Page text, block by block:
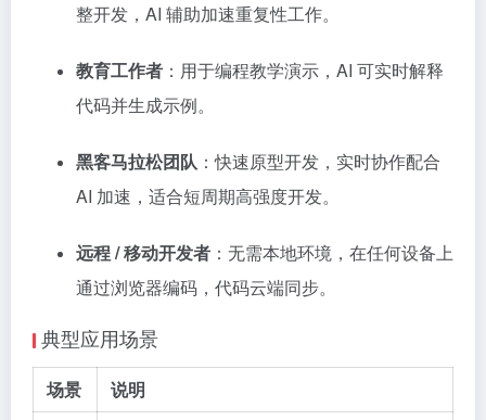
整开发，AI 辅助加速重复性工作。
教育工作者 ：用于编程教学演示，AI 可实时解释
代码并生成示例。
黑客马拉松团队 ：快速原型开发，实时协作配合
AI 加速，适合短周期高强度开发。
远程 / 移动开发者 ：无需本地环境，在任何设备上
通过浏览器编码，代码云端同步。
典型应用场景
场景
说明